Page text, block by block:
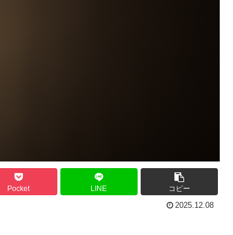
Pocket LINE コピー
2025.12.08